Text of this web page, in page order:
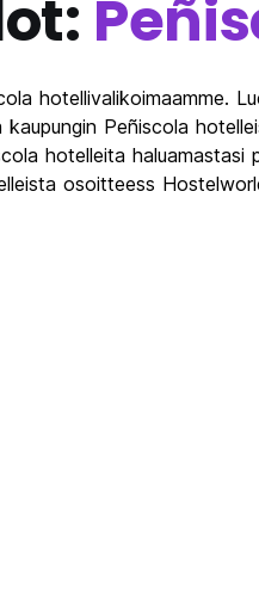
hotellivalikoimaamme.
Peñiscola
hotelleita
osoitteess